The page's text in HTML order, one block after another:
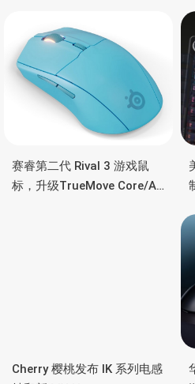
赛睿第二代 Rival 3 游戏鼠
标，升级TrueMove Core/Air
Cherry 樱桃发布 IK 系列电感